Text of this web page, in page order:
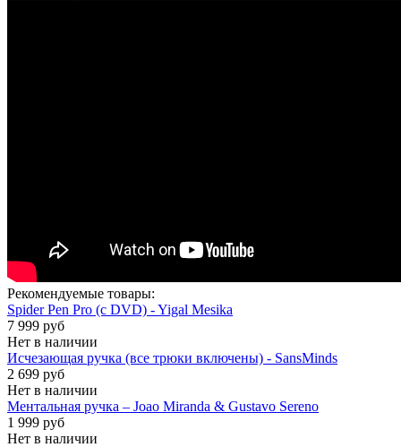
Рекомендуемые товары:
Spider Pen Pro (с DVD) - Yigal Mesika
7 999 руб
Нет в наличии
Исчезающая ручка (все трюки включены) - SansMinds
2 699 руб
Нет в наличии
Ментальная ручка – Joao Miranda & Gustavo Sereno
1 999 руб
Нет в наличии